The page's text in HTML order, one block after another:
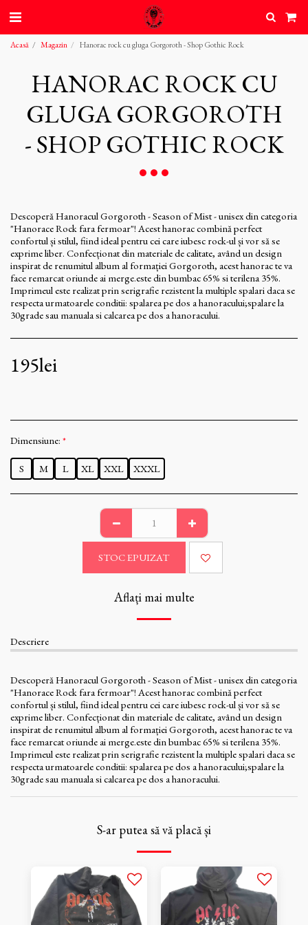
Acasă Magazin Hanorac rock cu gluga Gorgoroth - Shop Gothic Rock
HANORAC ROCK CU
GLUGA GORGOROTH
- SHOP GOTHIC ROCK
Descoperă Hanoracul Gorgoroth - Season of Mist - unisex din categoria
"Hanorace Rock fara fermoar"! Acest hanorac combină perfect
confortul și stilul, fiind ideal pentru cei care iubesc rock-ul și vor să se
exprime liber. Confecționat din materiale de calitate, având un design
inspirat de renumitul album al formației Gorgoroth, acest hanorac te va
face remarcat oriunde ai merge.este din bumbac 65% si terilena 35%.
Imprimeul este realizat prin serigrafie rezistent la multiple spalari daca se
respecta urmatoarele conditii: spalarea pe dos a hanoracului;spalare la
30grade sau manuala si calcarea pe dos a hanoracului.
195lei
Dimensiune: *
S M L XL XXL XXXL
STOC EPUIZAT
Aflați mai multe
Descriere
Descoperă Hanoracul Gorgoroth - Season of Mist - unisex din categoria
"Hanorace Rock fara fermoar"! Acest hanorac combină perfect
confortul și stilul, fiind ideal pentru cei care iubesc rock-ul și vor să se
exprime liber. Confecționat din materiale de calitate, având un design
inspirat de renumitul album al formației Gorgoroth, acest hanorac te va
face remarcat oriunde ai merge.este din bumbac 65% si terilena 35%.
Imprimeul este realizat prin serigrafie rezistent la multiple spalari daca se
respecta urmatoarele conditii: spalarea pe dos a hanoracului;spalare la
30grade sau manuala si calcarea pe dos a hanoracului.
S-ar putea să vă placă și